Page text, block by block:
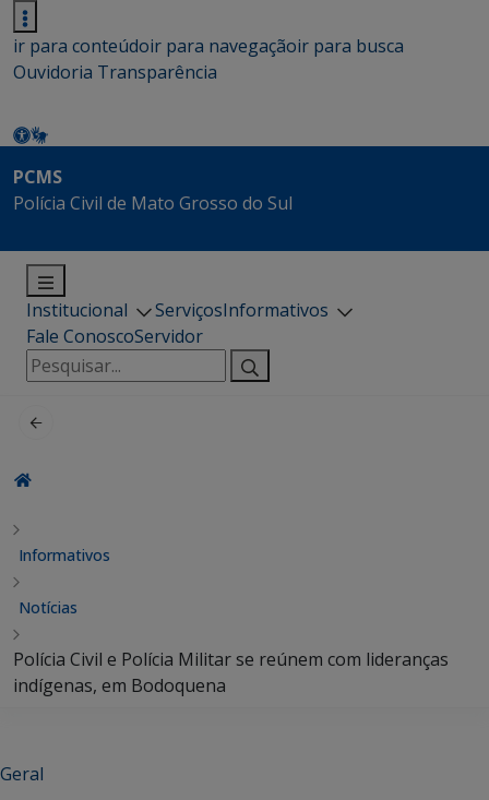
ir para conteúdoir para navegaçãoir para busca
Ouvidoria Transparência
PCMS
Polícia Civil de Mato Grosso do Sul
Institucional ServiçosInformativos
Fale ConoscoServidor
Pesquisar
por:
Informativos
Notícias
Polícia Civil e Polícia Militar se reúnem com lideranças
indígenas, em Bodoquena
Geral